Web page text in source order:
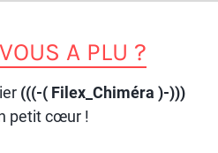
A PLU ?
(((-( Filex_Chiméra )-)))
petit cœur !